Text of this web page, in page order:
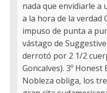
nada que envidiarle a
a la hora de la verdad
impuso de punta a
vástago de
derrotó por 2 1/2
Goncalves). 3º Honest
Nobleza obliga, los